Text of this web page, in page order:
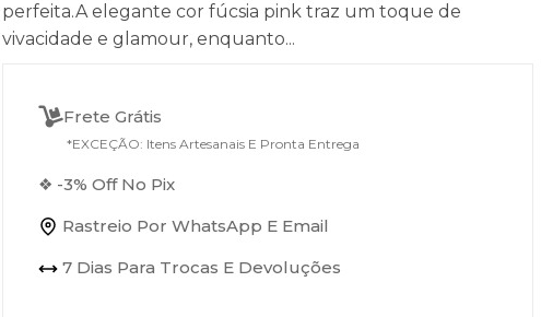
perfeita.A elegante cor fúcsia pink traz um toque de
vivacidade e glamour, enquanto...
Frete Grátis
*EXCEÇÃO: Itens Artesanais E Pronta Entrega
❖ -3% Off No Pix
Rastreio Por WhatsApp E Email
7 Dias Para Trocas E Devoluções